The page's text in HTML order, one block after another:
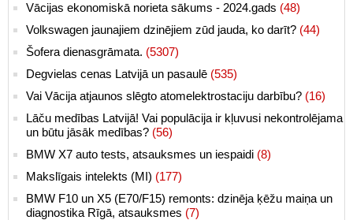
Vācijas ekonomiskā norieta sākums - 2024.gads (48)
Volkswagen jaunajiem dzinējiem zūd jauda, ko darīt? (44)
Šofera dienasgrāmata. (5307)
Degvielas cenas Latvijā un pasaulē (535)
Vai Vācija atjaunos slēgto atomelektrostaciju darbību? (16)
Lāču medības Latvijā! Vai populācija ir kļuvusi nekontrolējama
un būtu jāsāk medības? (56)
BMW X7 auto tests, atsauksmes un iespaidi (8)
Makslīgais intelekts (MI) (177)
BMW F10 un X5 (E70/F15) remonts: dzinēja ķēžu maiņa un
diagnostika Rīgā, atsauksmes (7)